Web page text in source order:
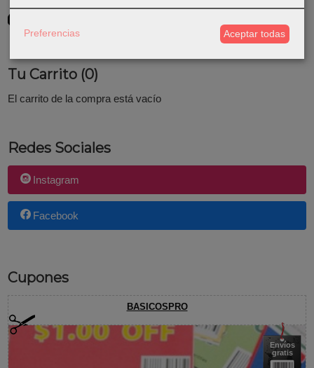
GRATIS *
Consultar Destinos
Tu Carrito (0)
El carrito de la compra está vacío
Redes Sociales
Instagram
Facebook
Cupones
BASICOSPRO
Envíos
gratis
Preferencias Aceptar todas